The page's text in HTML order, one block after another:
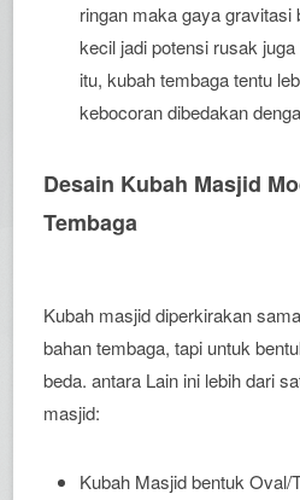
ringan maka gaya gravitasi
kecil jadi potensi rusak
itu, kubah tembaga tentu
kebocoran dibedakan
Desain Kubah Masjid
Tembaga
Kubah masjid diperkirakan
bahan tembaga, tapi untuk
beda. antara Lain ini lebih dari
masjid:
Kubah Masjid bentuk Oval/